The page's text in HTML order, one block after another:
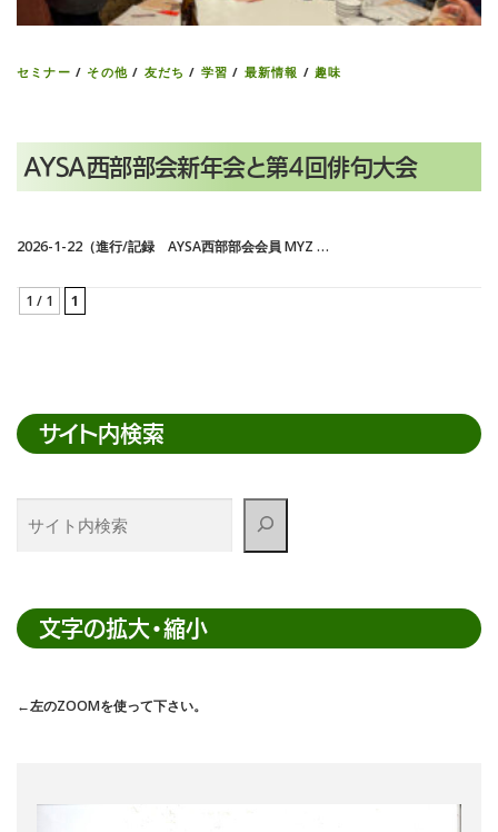
セミナー / その他 / 友だち / 学習 / 最新情報 /趣味
AYSA西部部会新年会と第4回俳句大会
2026-1-22（進行/記録 AYSA西部部会会員 MYZ …
1 / 1 1
サイト内検索
検
索
文字の拡大・縮小
←左のZOOMを使って下さい。